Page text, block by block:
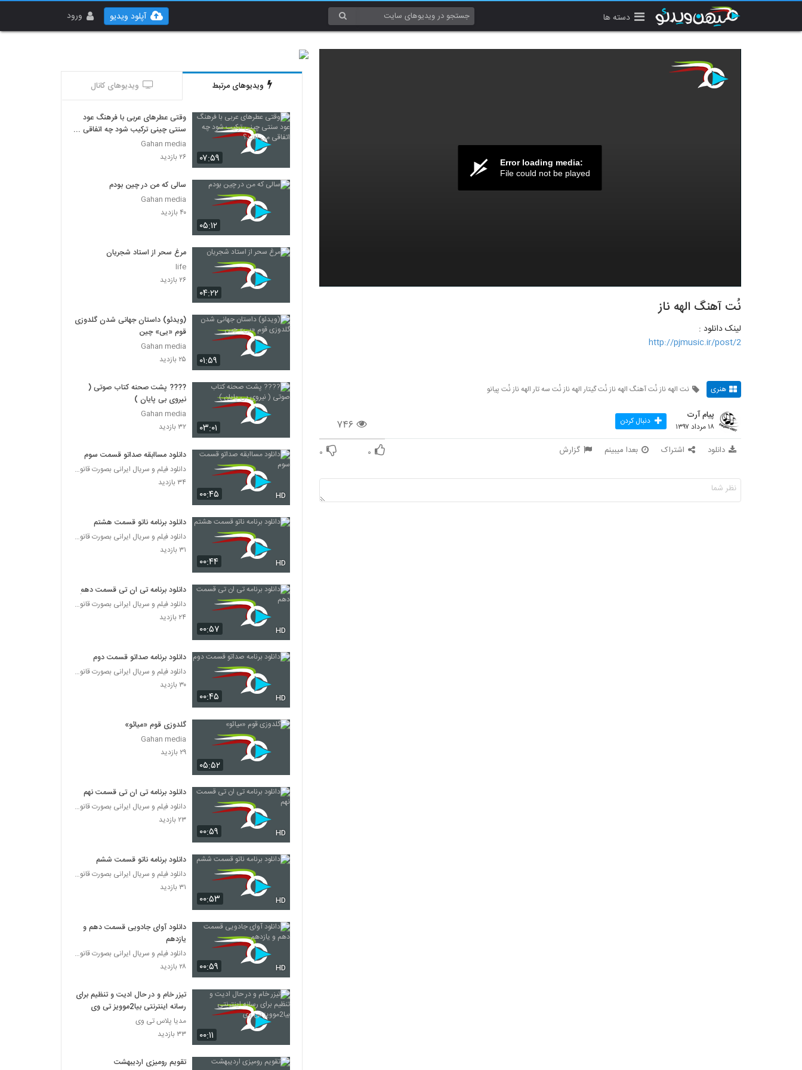
دسته ها ورود آپلود ویدیو
Error loading media:
File could not be played
نُت آهنگ الهه ناز
لینک دانلود :
http://pjmusic.ir/post/2
هنری نت الهه ناز نُت آهنگ الهه ناز نُت گیتار الهه ناز نُت سه تار الهه ناز نُت پیانو
۷۴۶
پیام آرت
۱۸ مرداد ۱۳۹۷ دنبال کردن
دانلود اشتراک بعدا میبینم گزارش ۰ ۰
ویدیوهای مرتبط ویدیوهای کانال
۰۷:۵۹
وقتی عطرهای عربی با فرهنگ عود
سنتی چینی ترکیب شود چه اتفاقی
می افتد؟
Gahan media
۲۶ بازدید
۰۵:۱۲
سالی که من در چین بودم
Gahan media
۴۰ بازدید
۰۴:۲۲
مرغ سحر از استاد شجریان
life
۲۶ بازدید
۰۱:۵۹
(ویدئو) داستان جهانی شدن گلدوزی
قوم «یی» چین
Gahan media
۲۵ بازدید
۰۳:۰۱
???? پشت صحنه کتاب صوتی (
نیروی بی پایان )
Gahan media
۳۲ بازدید
۰۰:۴۵ HD
دانلود مساابقه صداتو قسمت سوم
دانلود فیلم و سریال ایرانی بصورت قانونی
۳۴ بازدید
۰۰:۴۴ HD
دانلود برنامه ناتو قسمت هشتم
دانلود فیلم و سریال ایرانی بصورت قانونی
۳۱ بازدید
۰۰:۵۷ HD
دانلود برنامه تی ان تی قسمت دهم
دانلود فیلم و سریال ایرانی بصورت قانونی
۲۴ بازدید
۰۰:۴۵ HD
دانلود برنامه صداتو قسمت دوم
دانلود فیلم و سریال ایرانی بصورت قانونی
۳۰ بازدید
۰۵:۵۲
گلدوزی قوم «میائو»
Gahan media
۲۹ بازدید
۰۰:۵۹ HD
دانلود برنامه تی ان تی قسمت نهم
دانلود فیلم و سریال ایرانی بصورت قانونی
۲۳ بازدید
۰۰:۵۳ HD
دانلود برنامه ناتو قسمت ششم
دانلود فیلم و سریال ایرانی بصورت قانونی
۳۱ بازدید
۰۰:۵۹ HD
دانلود آوای جادویی قسمت دهم و
یازدهم
دانلود فیلم و سریال ایرانی بصورت قانونی
۲۸ بازدید
۰۰:۱۱
تیزر خام و در حال ادیت و تنظیم برای
رسانه اینترنتی بیا2موویز تی وی
مدیا پلاس تی وی
۳۳ بازدید
تقویم رومیزی اردیبهشت